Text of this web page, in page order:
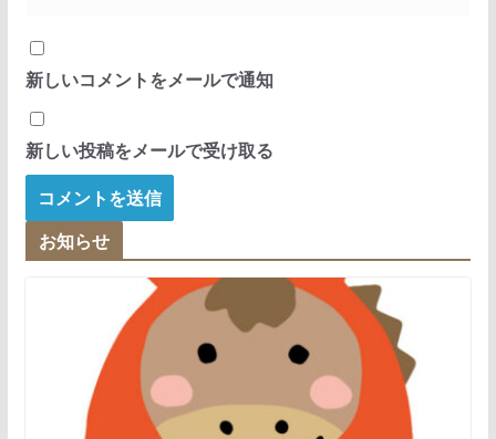
新しいコメントをメールで通知
新しい投稿をメールで受け取る
お知らせ